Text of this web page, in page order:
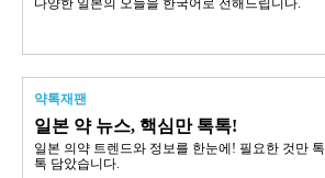
약톡재팬
일본 약 뉴스, 핵심만 톡톡!
일본 의약 트렌드와 정보를 한눈에! 필요한 것만 톡
톡 담았습니다.